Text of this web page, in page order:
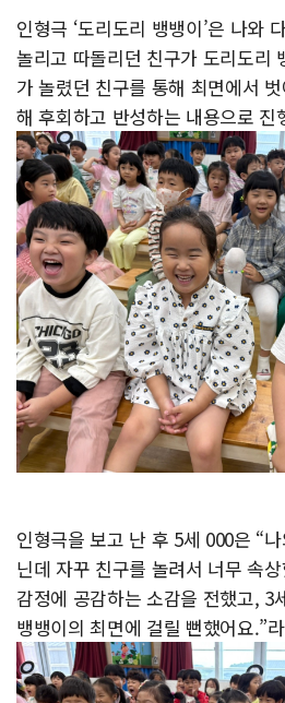
인형극 ‘도리도리 뱅뱅이’은 나와
놀리고 따돌리던 친구가 도리도리
가 놀렸던 친구를 통해 최면에서
해 후회하고 반성하는 내용으로 진
인형극을 보고 난 후 5세 000은 “
닌데 자꾸 친구를 놀려서 너무 속
감정에 공감하는 소감을 전했고, 3
뱅뱅이의 최면에 걸릴 뻔했어요.”